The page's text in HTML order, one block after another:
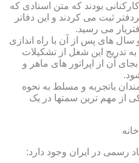
بودند که متن اسنادی که
ثبت می کردند و این دفاتر
می رسید.
سال های ۱۳۹۲ تا سال ۱۳۹۵ و سال های پس از آن با راه اندازی
به تدریج این شغل از تشکیلات
آن از اپراتور های ماهر و
باتجربه و مسلط به نحوه
از مهم ترین سمتها در یک
رسمی در ایران وجود دارد: